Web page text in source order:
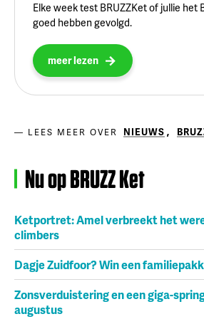
Elke week test BRUZZKet of jullie het
goed hebben gevolgd.
meer lezen
LEES MEER OVER NIEUWS ,
Nu op BRUZZ Ket
Ketportret: Amel verbreekt het
climbers
Dagje Zuidfoor? Win een
Zonsverduistering en een giga-
augustus